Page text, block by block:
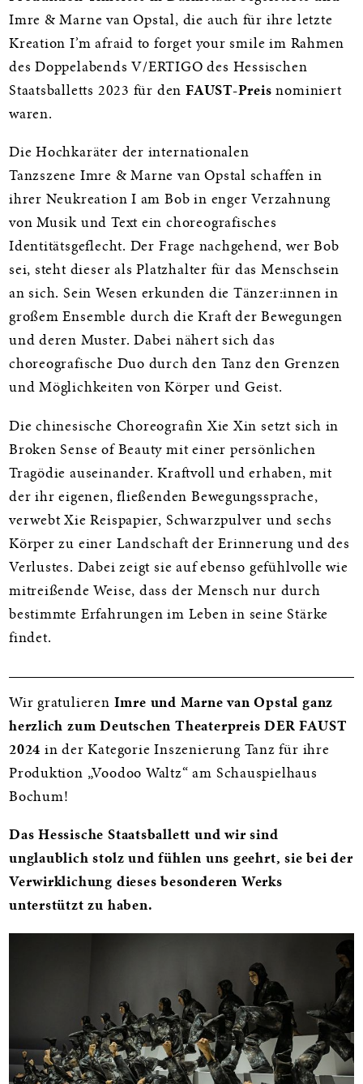
Imre & Marne van Opstal, die auch für ihre letzte
Kreation I’m afraid to forget your smile im Rahmen
des Doppelabends V/ERTIGO des Hessischen
Staatsballetts 2023 für den FAUST-Preis nominiert
waren.
Die Hochkaräter der internationalen
Tanzszene Imre & Marne van Opstal schaffen in
ihrer Neukreation I am Bob in enger Verzahnung
von Musik und Text ein choreografisches
Identitätsgeflecht. Der Frage nachgehend, wer Bob
sei, steht dieser als Platzhalter für das Menschsein
an sich. Sein Wesen erkunden die Tänzer:innen in
großem Ensemble durch die Kraft der Bewegungen
und deren Muster. Dabei nähert sich das
choreografische Duo durch den Tanz den Grenzen
und Möglichkeiten von Körper und Geist.
Die chinesische Choreografin Xie Xin setzt sich in
Broken Sense of Beauty mit einer persönlichen
Tragödie auseinander. Kraftvoll und erhaben, mit
der ihr eigenen, fließenden Bewegungssprache,
verwebt Xie Reispapier, Schwarzpulver und sechs
Körper zu einer Landschaft der Erinnerung und des
Verlustes. Dabei zeigt sie auf ebenso gefühlvolle wie
mitreißende Weise, dass der Mensch nur durch
bestimmte Erfahrungen im Leben in seine Stärke
findet.
Wir gratulieren Imre und Marne van Opstal ganz
herzlich zum Deutschen Theaterpreis DER FAUST
2024 in der Kategorie Inszenierung Tanz für ihre
Produktion „Voodoo Waltz“ am Schauspielhaus
Bochum!
Das Hessische Staatsballett und wir sind
unglaublich stolz und fühlen uns geehrt, sie bei der
Verwirklichung dieses besonderen Werks
unterstützt zu haben.